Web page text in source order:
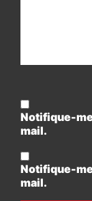
Notifique-
mail.
Notifique-
mail.